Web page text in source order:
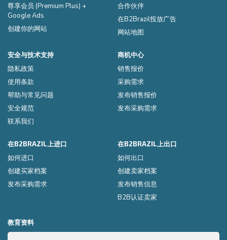
尊享会员 (Premium Plus) +
Google Ads
创建你的网站
合作伙伴
在B2Brazil投放广告
网站地图
安全与技术支持
隐私政策
使用条款
帮助与常见问题
安全规范
联系我们
商机中心
销售报价
采购需求
发布销售报价
发布采购需求
在B2BRAZIL上进口
如何进口
创建买家档案
发布采购需求
在B2BRAZIL上出口
如何出口
创建卖家档案
发布销售信息
B2B认证卖家
教育资料